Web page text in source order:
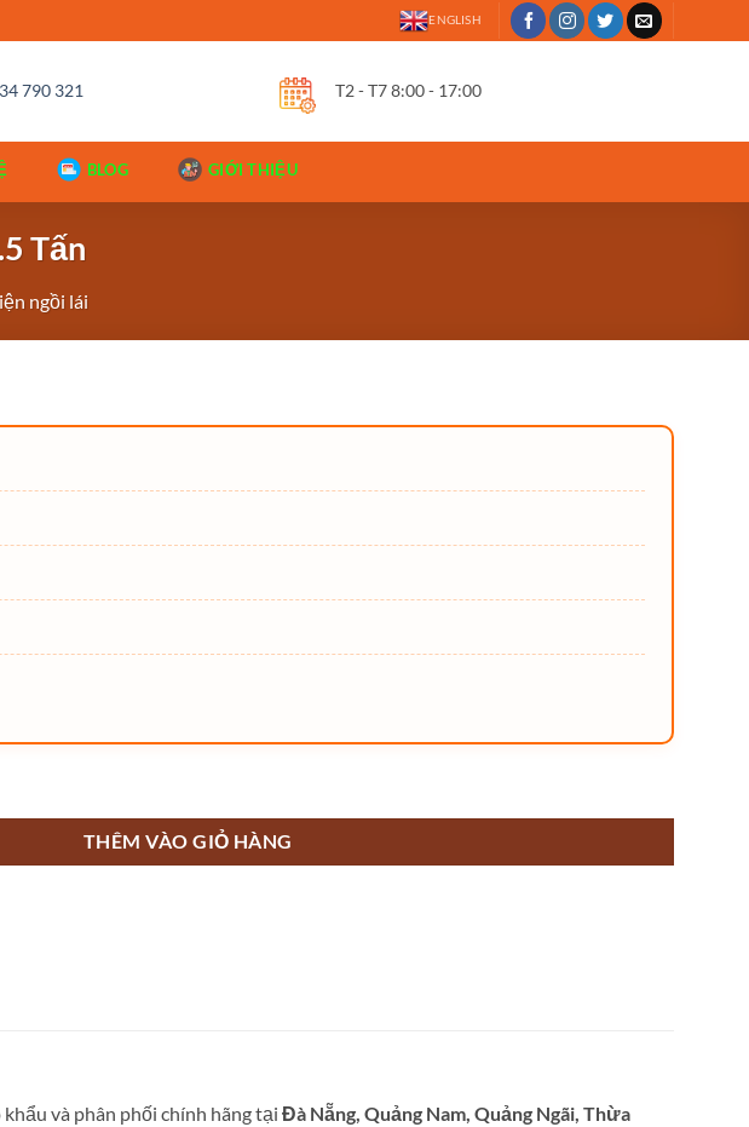
ENGLISH
790 321 T2 - T7 8:00 - 17:00
BLOG GIỚI THIỆU
Tấn
ngồi lái
THÊM VÀO GIỎ HÀNG
khẩu và phân phối chính hãng tại Đà Nẵng, Quảng Nam, Quảng Ngãi, Thừa